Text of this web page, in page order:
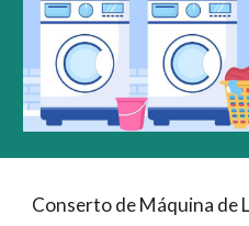
Conserto de Máquina de